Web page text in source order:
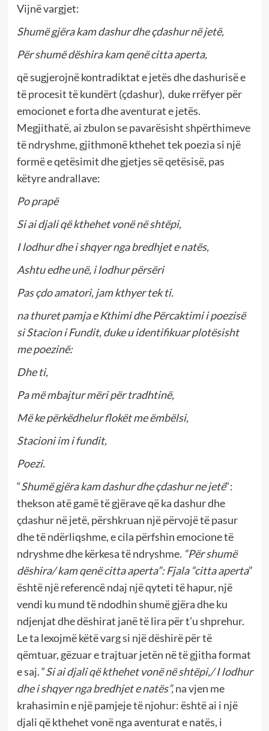
Vijnë vargjet:
Shumë gjëra kam dashur dhe çdashur në jetë,
Për shumë dëshira kam qenë citta aperta,
që sugjerojnë kontradiktat e jetës dhe dashurisë e
të procesit të kundërt (çdashur), duke rrëfyer për
emocionet e forta dhe aventurat e jetës.
Megjithatë, ai zbulon se pavarësisht shpërthimeve
të ndryshme, gjithmonë kthehet tek poezia si një
formë e qetësimit dhe gjetjes së qetësisë, pas
këtyre andrallave:
Po prapë
Si ai djali që kthehet vonë në shtëpi,
I lodhur dhe i shqyer nga bredhjet e natës,
Ashtu edhe unë, i lodhur përsëri
Pas çdo amatori, jam kthyer tek ti.
na thuret pamja e Kthimi dhe Përcaktimi i poezisë
si Stacion i Fundit, duke u identifikuar plotësisht
me poezinë:
Dhe ti,
Pa më mbajtur mëri për tradhtinë,
Më ke përkëdhelur flokët me ëmbëlsi,
Stacioni im i fundit,
Poezi.
“Shumë gjëra kam dashur dhe çdashur ne jetë“:
thekson atë gamë të gjërave që ka dashur dhe
çdashur në jetë, përshkruan një përvojë të pasur
dhe të ndërliqshme, e cila përfshin emocione të
ndryshme dhe kërkesa të ndryshme. “Për shumë
dëshira/ kam qenë citta aperta”: Fjala “citta aperta”
është një referencë ndaj një qyteti të hapur, një
vendi ku mund të ndodhin shumë gjëra dhe ku
ndjenjat dhe dëshirat janë të lira për t’u shprehur.
Le ta lexojmë këtë varg si një dëshirë për të
qëmtuar, gëzuar e trajtuar jetën në të gjitha format
e saj. “Si ai djali që kthehet vonë në shtëpi,/ I lodhur
dhe i shqyer nga bredhjet e natës”,na vjen me
krahasimin e një pamjeje të njohur: është ai i një
djali që kthehet vonë nga aventurat e natës, i